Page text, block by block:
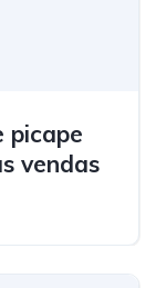
picape
vendas